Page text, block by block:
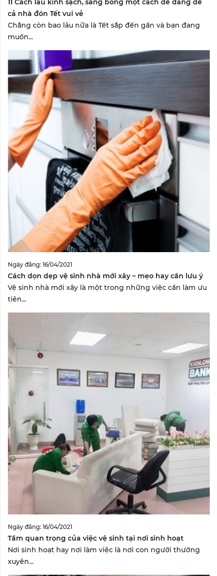
11 Cách lau kính sạch, sáng bóng một cách dễ dàng để
cả nhà đón Tết vui vẻ
Chẳng còn bao lâu nữa là Tết sắp đến gần và bạn đang
muốn...
Ngày đăng: 16/04/2021
Cách dọn dẹp vệ sinh nhà mới xây – mẹo hay cần lưu ý
Vệ sinh nhà mới xây là một trong những việc cần làm ưu
tiên...
Ngày đăng: 16/04/2021
Tầm quan trọng của việc vệ sinh tại nơi sinh hoạt
Nơi sinh hoạt hay nơi làm việc là nơi con người thường
xuyên...